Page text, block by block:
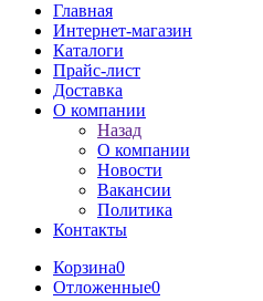
Главная
Интернет-магазин
Каталоги
Прайс-лист
Доставка
О компании
Назад
О компании
Новости
Вакансии
Политика
Контакты
Корзина0
Отложенные0